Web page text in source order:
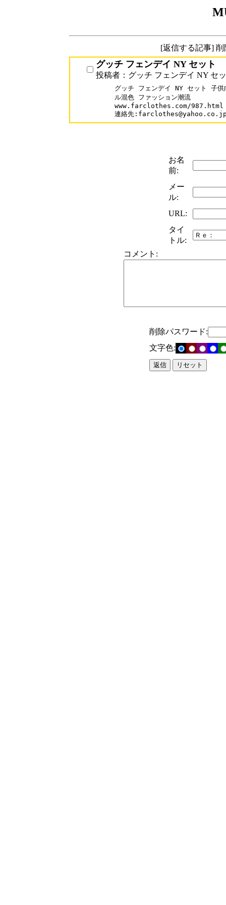
[返信する記事]
グッチ フェンデイ NY セット
投稿者：グッチ フェンデイ NY セ
グッチ フェンデイ NY セット 子供
ル混色 ファッション潮流
www.farclothes.com/987.html
連絡先
お名
前:
メー
ル:
URL:
タイ
トル:
コメント:
削除パスワード:
文字色: